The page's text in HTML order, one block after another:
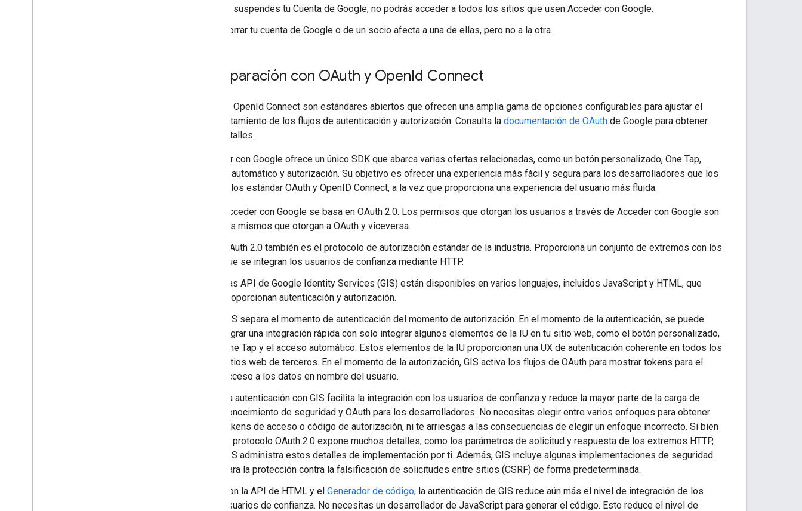
Si suspendes tu Cuenta de Google, no podrás acceder a todos los sitios que usen Acceder con Google.
Borrar tu cuenta de Google o de un socio afecta a una de ellas, pero no a la otra.
Comparación con OAuth y OpenId Connect
OAuth y OpenId Connect son estándares abiertos que ofrecen una amplia gama de opciones configurables para ajustar el
comportamiento de los flujos de autenticación y autorización. Consulta la documentación de OAuth de Google para obtener
más detalles.
Acceder con Google ofrece un único SDK que abarca varias ofertas relacionadas, como un botón personalizado, One Tap,
acceso automático y autorización. Su objetivo es ofrecer una experiencia más fácil y segura para los desarrolladores que los
protocolos estándar OAuth y OpenID Connect, a la vez que proporciona una experiencia del usuario más fluida.
Acceder con Google se basa en OAuth 2.0. Los permisos que otorgan los usuarios a través de Acceder con Google son
los mismos que otorgan a OAuth y viceversa.
OAuth 2.0 también es el protocolo de autorización estándar de la industria. Proporciona un conjunto de extremos con los
que se integran los usuarios de confianza mediante HTTP.
Las API de Google Identity Services (GIS) están disponibles en varios lenguajes, incluidos JavaScript y HTML, que
proporcionan autenticación y autorización.
GIS separa el momento de autenticación del momento de autorización. En el momento de la autenticación, se puede
lograr una integración rápida con solo integrar algunos elementos de la IU en tu sitio web, como el botón personalizado,
One Tap y el acceso automático. Estos elementos de la IU proporcionan una UX de autenticación coherente en todos los
sitios web de terceros. En el momento de la autorización, GIS activa los flujos de OAuth para mostrar tokens para el
acceso a los datos en nombre del usuario.
La autenticación con GIS facilita la integración con los usuarios de confianza y reduce la mayor parte de la carga de
conocimiento de seguridad y OAuth para los desarrolladores. No necesitas elegir entre varios enfoques para obtener
tokens de acceso o código de autorización, ni te arriesgas a las consecuencias de elegir un enfoque incorrecto. Si bien
el protocolo OAuth 2.0 expone muchos detalles, como los parámetros de solicitud y respuesta de los extremos HTTP,
GIS administra estos detalles de implementación por ti. Además, GIS incluye algunas implementaciones de seguridad
para la protección contra la falsificación de solicitudes entre sitios (CSRF) de forma predeterminada.
Con la API de HTML y el Generador de código, la autenticación de GIS reduce aún más el nivel de integración de los
usuarios de confianza. No necesitas un desarrollador de JavaScript para generar el código. Esto reduce el nivel de